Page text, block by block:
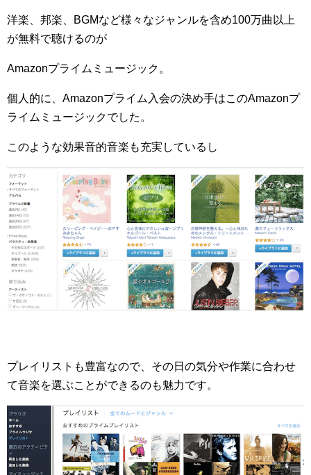
洋楽、邦楽、 BGMなど様々なジャンルを含め100万曲以上
が無料で聴けるのが
Amazonプライムミュージック。
個人的に、 Amazonプライム入会の決め手はこのAmazonプ
ライムミュージックでした。
このような効果音的音楽も充実しているし
プレイリストも豊富なので、その日の気分や作業に合わせ
て音楽を選ぶことができるのも魅力です。